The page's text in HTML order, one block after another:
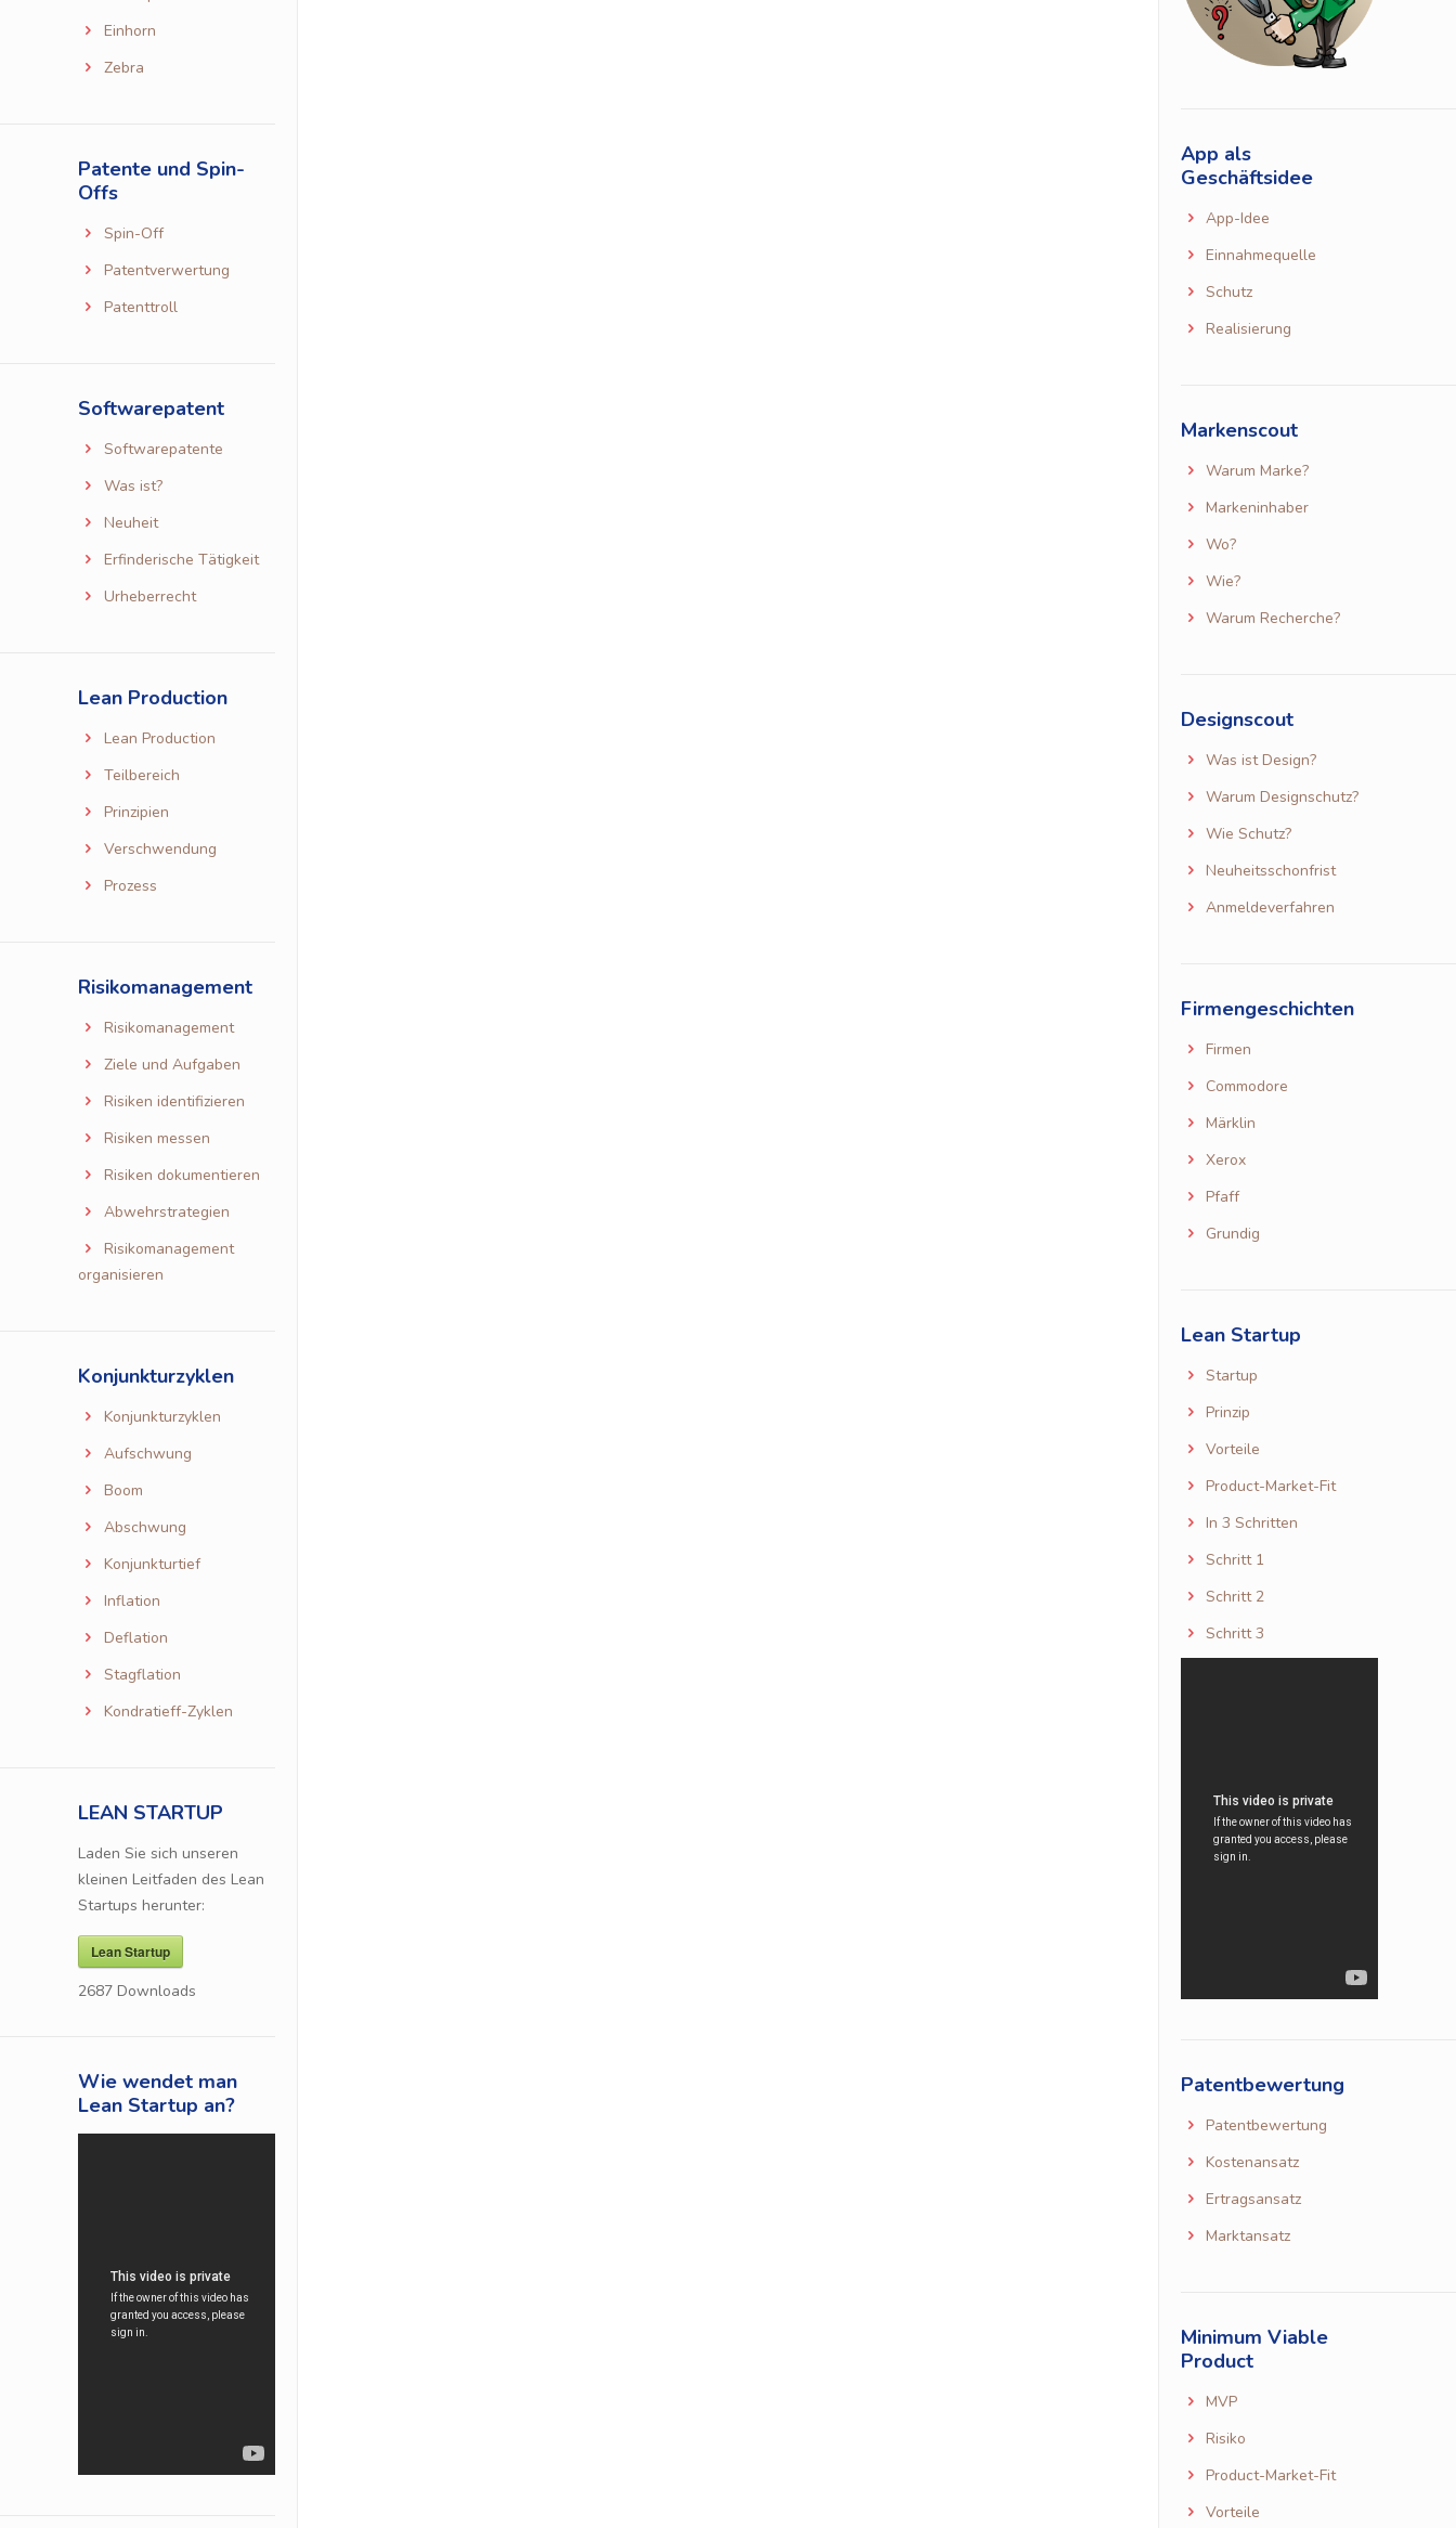
Einhorn
Zebra
Patente und Spin-
Offs
Spin-Off
Patentverwertung
Patenttroll
Softwarepatent
Softwarepatente
Was ist?
Neuheit
Erfinderische Tätigkeit
Urheberrecht
Lean Production
Lean Production
Teilbereich
Prinzipien
Verschwendung
Prozess
Risikomanagement
Risikomanagement
Ziele und Aufgaben
Risiken identifizieren
Risiken messen
Risiken dokumentieren
Abwehrstrategien
Risikomanagement
organisieren
Konjunkturzyklen
Konjunkturzyklen
Aufschwung
Boom
Abschwung
Konjunkturtief
Inflation
Deflation
Stagflation
Kondratieff-Zyklen
LEAN STARTUP
Laden Sie sich unseren
kleinen Leitfaden des Lean
Startups herunter:
Lean Startup
2687Downloads
Wie wendet man
Lean Startup an?
App als
Geschäftsidee
App-Idee
Einnahmequelle
Schutz
Realisierung
Markenscout
Warum Marke?
Markeninhaber
Wo?
Wie?
Warum Recherche?
Designscout
Was ist Design?
Warum Designschutz?
Wie Schutz?
Neuheitsschonfrist
Anmeldeverfahren
Firmengeschichten
Firmen
Commodore
Märklin
Xerox
Pfaff
Grundig
Lean Startup
Startup
Prinzip
Vorteile
Product-Market-Fit
In 3 Schritten
Schritt 1
Schritt 2
Schritt 3
Patentbewertung
Patentbewertung
Kostenansatz
Ertragsansatz
Marktansatz
Minimum Viable
Product
MVP
Risiko
Product-Market-Fit
Vorteile